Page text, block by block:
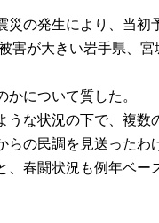
の発生により、当初
害が大きい岩手県、
について質した。
な状況の下で、複数
の民調を見送ったわ
春闘状況も例年ベー